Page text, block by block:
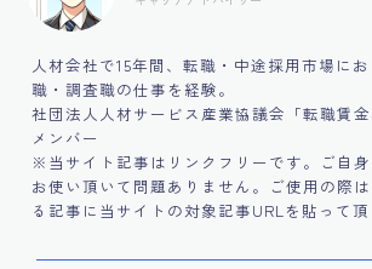
人材会社で15年間、転職・中途採用市場に
職・調査職の仕事を経験。
社団法人人材サービス産業協議会「転職賃
メンバー
※当サイト記事はリンクフリーです。ご自
お使い頂いて問題ありません。ご使用の際
る記事に当サイトの対象記事URLを貼って頂